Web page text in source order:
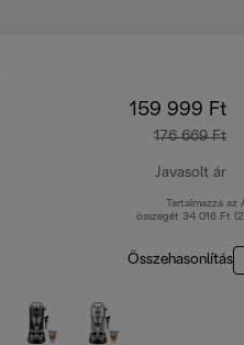
159 999 Ft
176 669 Ft
Javasolt ár
Tartalmazza az
összegét 34 016 Ft
Összehasonlítás